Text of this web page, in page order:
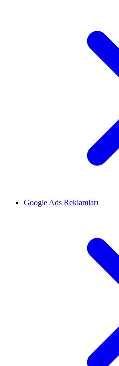
Google Ads Reklamları